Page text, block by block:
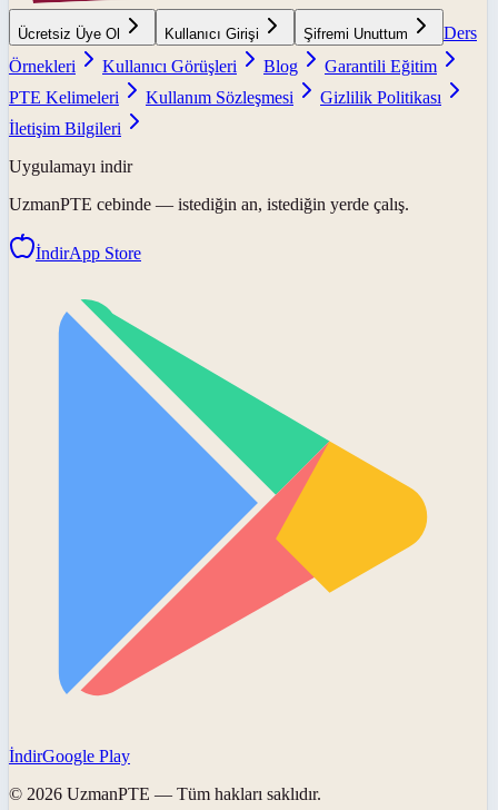
Ücretsiz Üye Ol Kullanıcı Girişi Şifremi Unuttum
Ders
Örnekleri
Kullanıcı Görüşleri Blog
Garantili Eğitim
PTE Kelimeleri
Kullanım Sözleşmesi
Gizlilik Politikası
İletişim Bilgileri
Uygulamayı indir
UzmanPTE cebinde — istediğin an, istediğin yerde çalış.
İndirApp Store
İndirGoogle Play
© 2026 UzmanPTE — Tüm hakları saklıdır.